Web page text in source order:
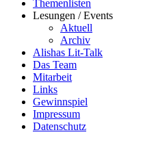
Themenlisten
Lesungen / Events
Aktuell
Archiv
Alishas Lit-Talk
Das Team
Mitarbeit
Links
Gewinnspiel
Impressum
Datenschutz